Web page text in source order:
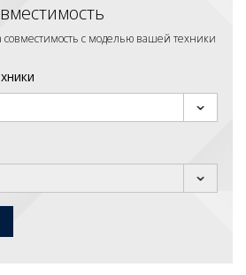
совместимость с моделью вашей техники